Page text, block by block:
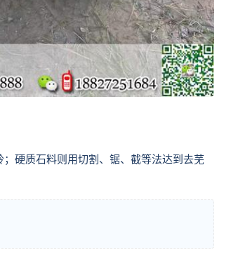
硬质石料则用切割、锯、截等法达到去芜